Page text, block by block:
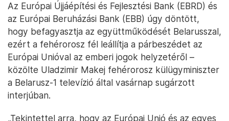
Az Európai Újjáépítési és Fejlesztési Bank (EBRD) és
az Európai Beruházási Bank (EBB) úgy döntött,
hogy befagyasztja az együttműködését Belarusszal,
ezért a fehérorosz fél leállítja a párbeszédet az
Európai Unióval az emberi jogok helyzetéről –
közölte Uladzimir Makej fehérorosz külügyminiszter
a Belarusz-1 televízió által vasárnap sugárzott
interjúban.
„Tekintettel arra, hogy az Európai Unió és az egyes